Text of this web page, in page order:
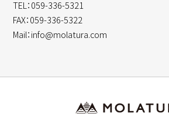
TEL：059-336-5321
FAX：059-336-5322
Mail：info@molatura.com